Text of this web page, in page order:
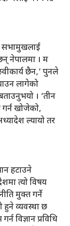
सभामुखलाई
नेपालमा । म
छैन,’ पुनले
लागेको
। ‘तीन
खोजेको,
ल्यायो तर
हटाउने
त्यो विषय
मुक्त गर्ने
हुने व्यवस्था छ
विज्ञान प्रविधि